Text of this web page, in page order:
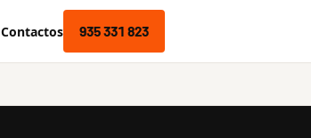
Contactos 935 331 823